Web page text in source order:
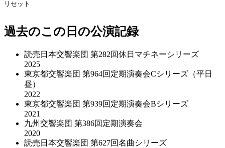
リセット
過去のこの日の公演記録
読売日本交響楽団 第282回休日マチネーシリーズ
2025
東京都交響楽団 第964回定期演奏会Cシリーズ（平日
昼）
2022
東京都交響楽団 第939回定期演奏会Bシリーズ
2021
九州交響楽団 第386回定期演奏会
2020
読売日本交響楽団 第627回名曲シリーズ